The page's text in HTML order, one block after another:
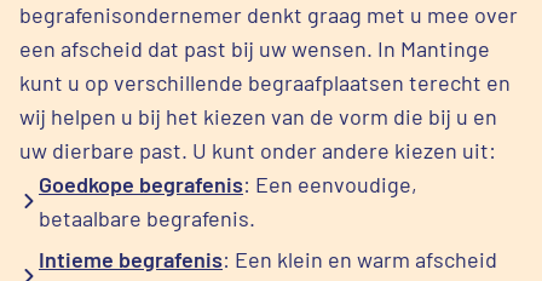
begrafenisondernemer denkt graag met u mee over
een afscheid dat past bij uw wensen. In Mantinge
kunt u op verschillende begraafplaatsen terecht en
wij helpen u bij het kiezen van de vorm die bij u en
uw dierbare past. U kunt onder andere kiezen uit:
Goedkope begrafenis: Een eenvoudige,
betaalbare begrafenis.
Intieme begrafenis: Een klein en warm afscheid